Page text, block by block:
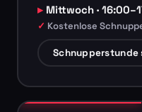
Mittwoch ·
Kostenlose
Schnupperstunde